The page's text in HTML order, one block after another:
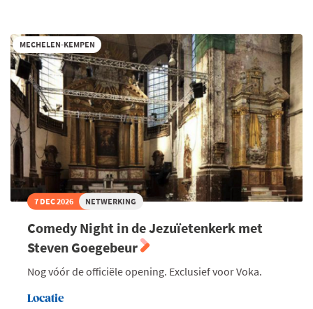
de
hoek
MECHELEN-KEMPEN
7 DEC 2026 NETWERKING
Comedy Night in de Jezuïetenkerk met
Steven Goegebeur
Nog vóór de officiële opening. Exclusief voor Voka.
Locatie